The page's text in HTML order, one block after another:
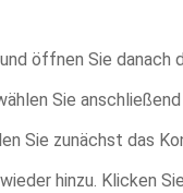
und öffnen Sie danach
Sie anschließend
Sie zunächst das
hinzu. Klicken